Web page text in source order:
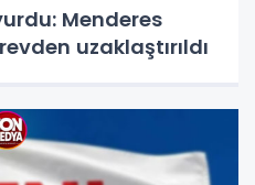
Menderes
uzaklaştırıldı